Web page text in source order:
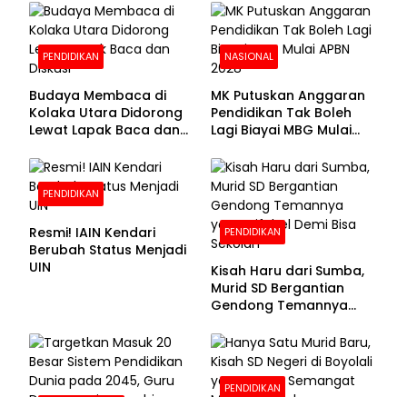
PENDIDIKAN
Budaya Membaca di
Kolaka Utara Didorong
Lewat Lapak Baca dan
NASIONAL
MK Putuskan Anggaran
Pendidikan Tak Boleh
Lagi Biayai MBG Mulai
PENDIDIKAN
Resmi! IAIN Kendari
Berubah Status Menjadi
UIN
PENDIDIKAN
Kisah Haru dari Sumba,
Murid SD Bergantian
Gendong Temannya
Sekolah
PENDIDIKAN